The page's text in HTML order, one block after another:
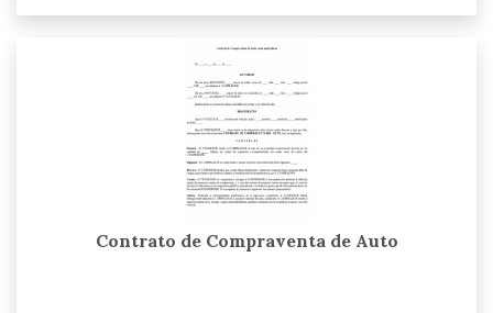
Contrato de Compraventa de Auto